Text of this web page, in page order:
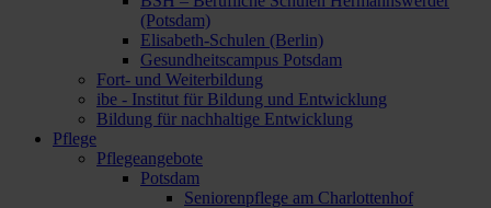
(Potsdam)
Elisabeth-Schulen (Berlin)
Gesundheitscampus Potsdam
Fort- und Weiterbildung
ibe - Institut für Bildung und Entwicklung
Bildung für nachhaltige Entwicklung
Pflege
Pflegeangebote
Potsdam
Seniorenpflege am Charlottenhof